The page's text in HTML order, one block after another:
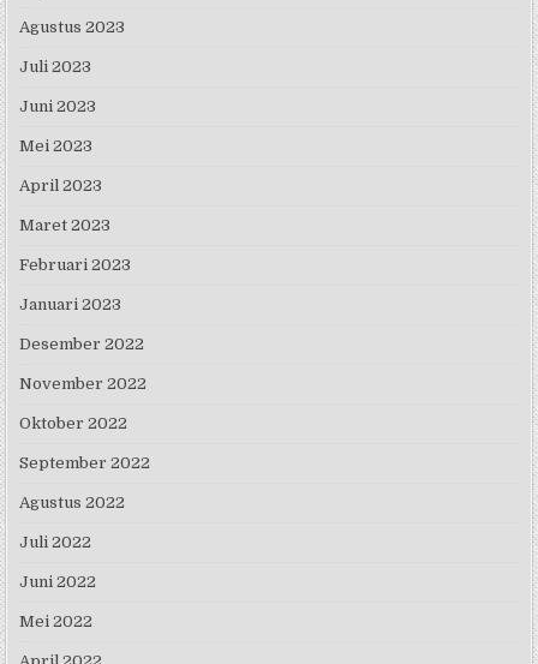
Agustus 2023
Juli 2023
Juni 2023
Mei 2023
April 2023
Maret 2023
Februari 2023
Januari 2023
Desember 2022
November 2022
Oktober 2022
September 2022
Agustus 2022
Juli 2022
Juni 2022
Mei 2022